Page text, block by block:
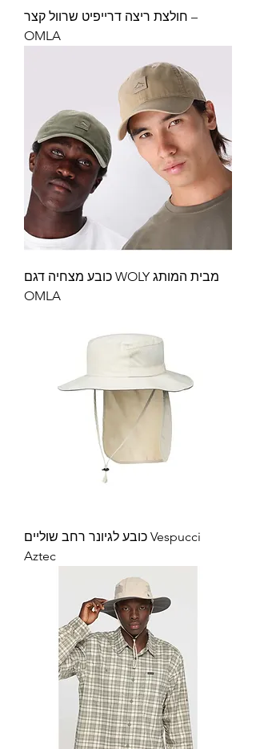
חולצת ריצה דרייפיט שרוול קצר –
OMLA
כובע מצחיה דגם WOLY מבית המותג
OMLA
כובע לגיונר רחב שוליים Vespucci
Aztec